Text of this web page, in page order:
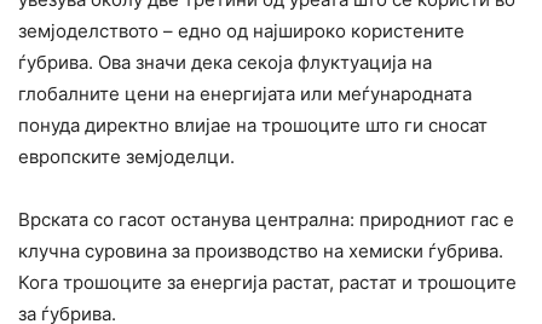
земјоделството – едно од најшироко користените
ѓубрива. Ова значи дека секоја флуктуација на
глобалните цени на енергијата или меѓународната
понуда директно влијае на трошоците што ги сносат
европските земјоделци.
Врската со гасот останува централна: природниот гас е
клучна суровина за производство на хемиски ѓубрива.
Кога трошоците за енергија растат, растат и трошоците
за ѓубрива.